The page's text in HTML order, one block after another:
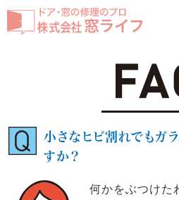
小さなヒビ割れでもガ
すか？
何かをぶつけた